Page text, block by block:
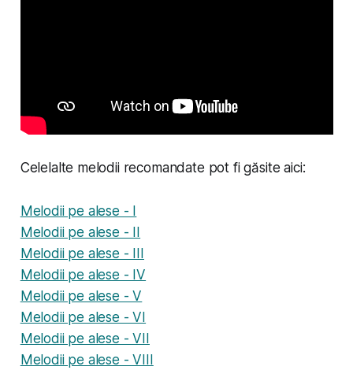
Celelalte melodii recomandate pot fi găsite aici:
Melodii pe alese - I
Melodii pe alese - II
Melodii pe alese - III
Melodii pe alese - IV
Melodii pe alese - V
Melodii pe alese - VI
Melodii pe alese - VII
Melodii pe alese - VIII